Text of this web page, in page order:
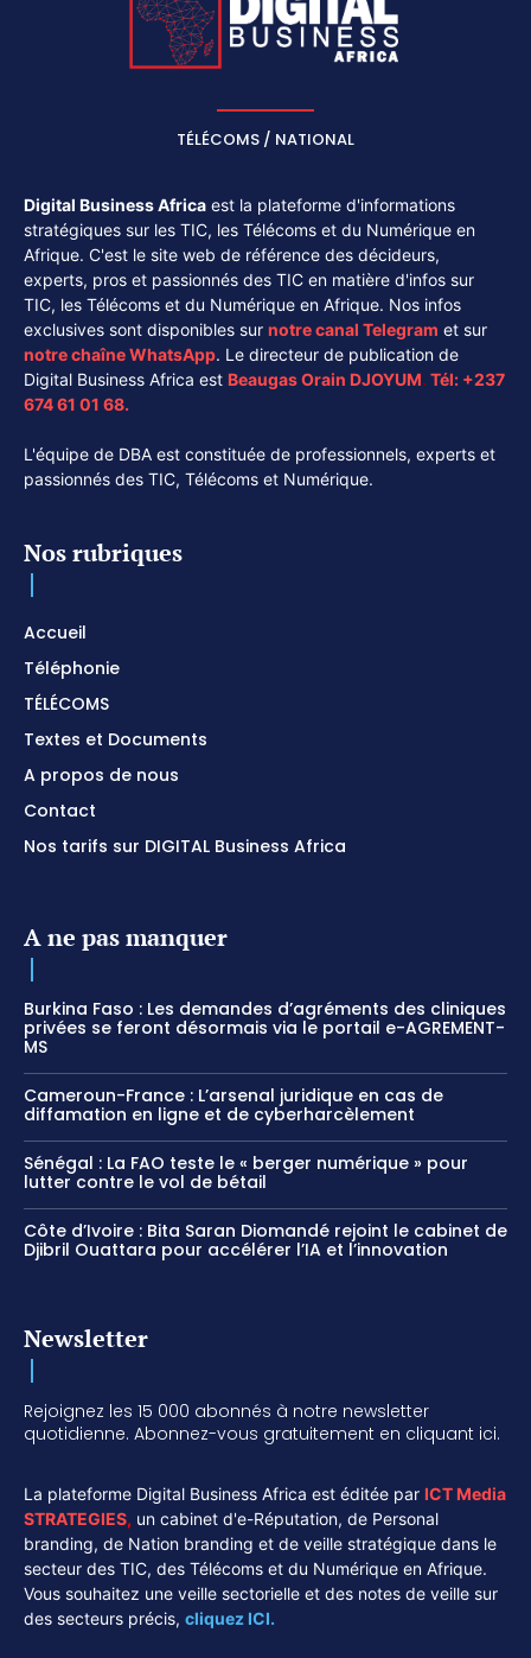
TÉLÉCOMS / NATIONAL
Digital Business Africa est la plateforme d'informations
stratégiques sur les TIC, les Télécoms et du Numérique en
Afrique. C'est le site web de référence des décideurs,
experts, pros et passionnés des TIC en matière d'infos sur
TIC, les Télécoms et du Numérique en Afrique. Nos infos
exclusives sont disponibles sur notre canal Telegram et sur
notre chaîneWhatsApp. Le directeur de publication de
Digital Business Africa est Beaugas Orain DJOYUM. Tél: +237
674 61 01 68.
L'équipe de DBA est constituée de professionnels, experts et
passionnés des TIC, Télécoms et Numérique.
Nos rubriques
Accueil
Téléphonie
TÉLÉCOMS
Textes et Documents
A propos de nous
Contact
Nos tarifs sur DIGITAL Business Africa
A ne pas manquer
Burkina Faso : Les demandes d’agréments des cliniques
privées se feront désormais via le portail e-AGREMENT-
MS
Cameroun-France : L’arsenal juridique en cas de
diffamation en ligne et de cyberharcèlement
Sénégal : La FAO teste le « berger numérique » pour
lutter contre le vol de bétail
Côte d’Ivoire : Bita Saran Diomandé rejoint le cabinet de
Djibril Ouattara pour accélérer l’IA et l’innovation
Newsletter
Rejoignez les 15 000 abonnés à notre newsletter
quotidienne. Abonnez-vous gratuitement en cliquant ici.
La plateforme Digital Business Africa est éditée par ICT Media
STRATEGIES, un cabinet d'e-Réputation, de Personal
branding, de Nation branding et de veille stratégique dans le
secteur des TIC, des Télécoms et du Numérique en Afrique.
Vous souhaitez une veille sectorielle et des notes de veille sur
des secteurs précis, cliquez ICI.